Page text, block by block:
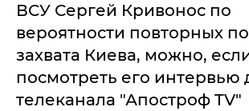
ВСУ Сергей Кривонос по
вероятности повторных
захвата Киева, можно,
посмотреть его интервью
телеканала "Апостроф TV"